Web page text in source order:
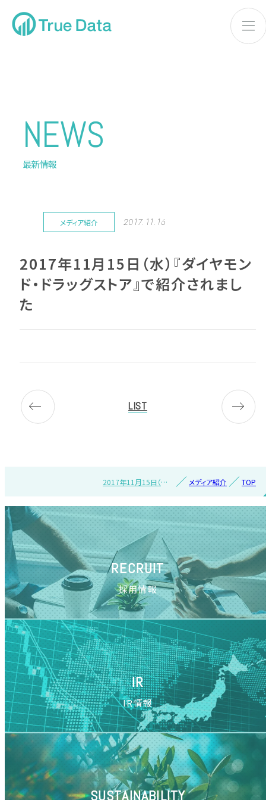
NEWS
最新情報
メディア紹介 2017.11.16
2017年11月15日（水）『ダイヤモン
ド・ドラッグストア』で紹介されまし
た
LIST
TOP
メディア紹介
2017年11月15日（水）
RECRUIT
採用情報
IR
IR情報
SUSTAINABILITY